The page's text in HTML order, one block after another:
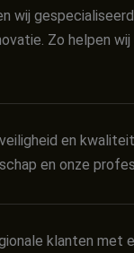
wij
Zo helpen
en
en onze
klanten met